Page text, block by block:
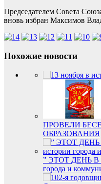
Председателем Совета
вновь избран Максимов
Похожие новости
ПРОВЕЛИ
ОБРАЗОВАНИЯ
” ЭТОТ ДЕНЬ В
города и